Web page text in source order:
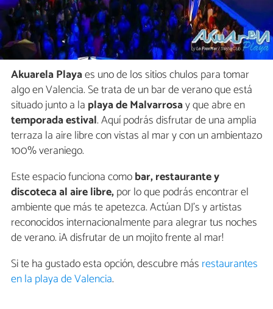
Akuarela Playaes uno de los sitios chulos para tomar
algo en Valencia. Se trata de un bar de verano que está
situado junto a la playa de Malvarrosay que abre en
temporada estival. Aquí podrás disfrutar de una amplia
terraza la aire libre con vistas al mar y con un ambientazo
100% veraniego.
Este espacio funciona comobar, restaurante y
discoteca al aire libre,por lo que podrás encontrar el
ambiente que más te apetezca. Actúan DJ's y artistas
reconocidos internacionalmente para alegrar tus noches
de verano. ¡A disfrutar de un mojito frente al mar!
Si te ha gustado esta opción, descubre más restaurantes
en la playa de Valencia.